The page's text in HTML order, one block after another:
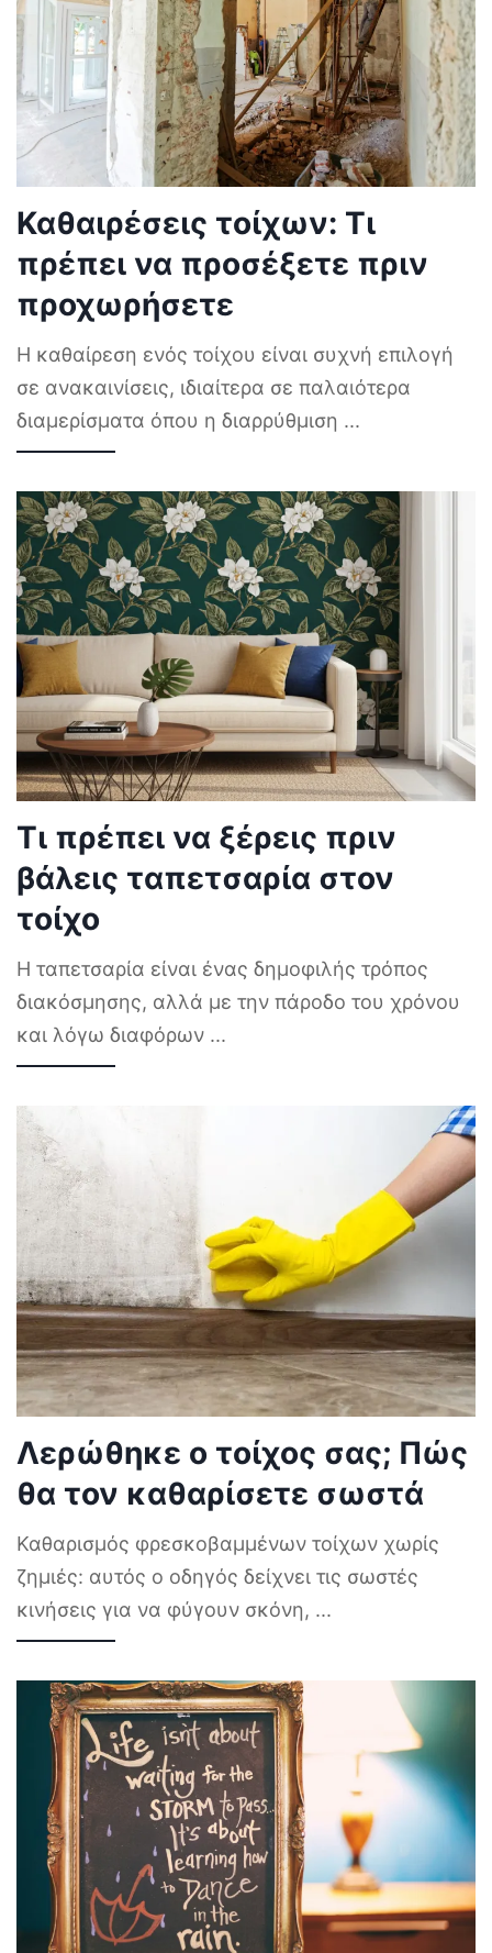
Καθαιρέσεις τοίχων: Τι
πρέπει να προσέξετε πριν
προχωρήσετε
Η καθαίρεση ενός τοίχου είναι συχνή επιλογή
σε ανακαινίσεις, ιδιαίτερα σε παλαιότερα
διαμερίσματα όπου η διαρρύθμιση ...
Τι πρέπει να ξέρεις πριν
βάλεις ταπετσαρία στον
τοίχο
Η ταπετσαρία είναι ένας δημοφιλής τρόπος
διακόσμησης, αλλά με την πάροδο του χρόνου
και λόγω διαφόρων ...
Λερώθηκε ο τοίχος σας; Πώς
θα τον καθαρίσετε σωστά
Καθαρισμός φρεσκοβαμμένων τοίχων χωρίς
ζημιές: αυτός ο οδηγός δείχνει τις σωστές
κινήσεις για να φύγουν σκόνη, ...